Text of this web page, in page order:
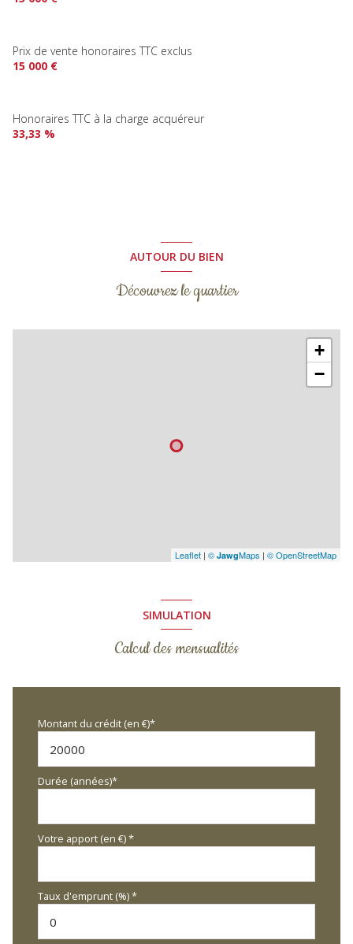
Prix de vente honoraires TTC exclus
15 000 €
Honoraires TTC à la charge acquéreur
33,33 %
AUTOUR DU BIEN
Découvrez le quartier
+
−
Leaflet | © JawgMaps | © OpenStreetMap
SIMULATION
Calcul des mensualités
Montant du crédit (en €)*
Durée (années)*
Votre apport (en €) *
Taux d'emprunt (%) *